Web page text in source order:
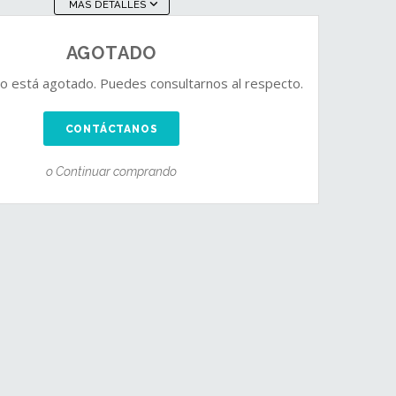
MÁS DETALLES
AGOTADO
está agotado. Puedes consultarnos al respecto.
CONTÁCTANOS
o Continuar comprando